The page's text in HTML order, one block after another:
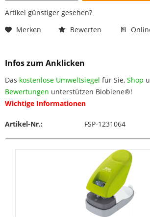
Artikel günstiger gesehen?
Merken
Bewerten
Infos zum Anklicken
Das kostenlose Umweltsiegel für Sie, Shop
Bewertungen unterstützen Biobiene®!
Wichtige Informationen
Artikel-Nr.: FSP-1231064